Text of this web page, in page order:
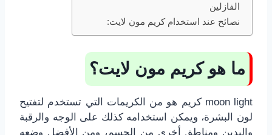
الفازلين
نصائح عند استخدام كريم مون لايت:
ما هو كريم مون لايت؟
moon light كريم هو من الكريمات التي تستخدم لتفتيح
لون البشرة، ويمكن استخدامه كذلك على الوجه والرقبة
واليدين ومناطق أخرى من الجسم، ومن الأفضل وضعه